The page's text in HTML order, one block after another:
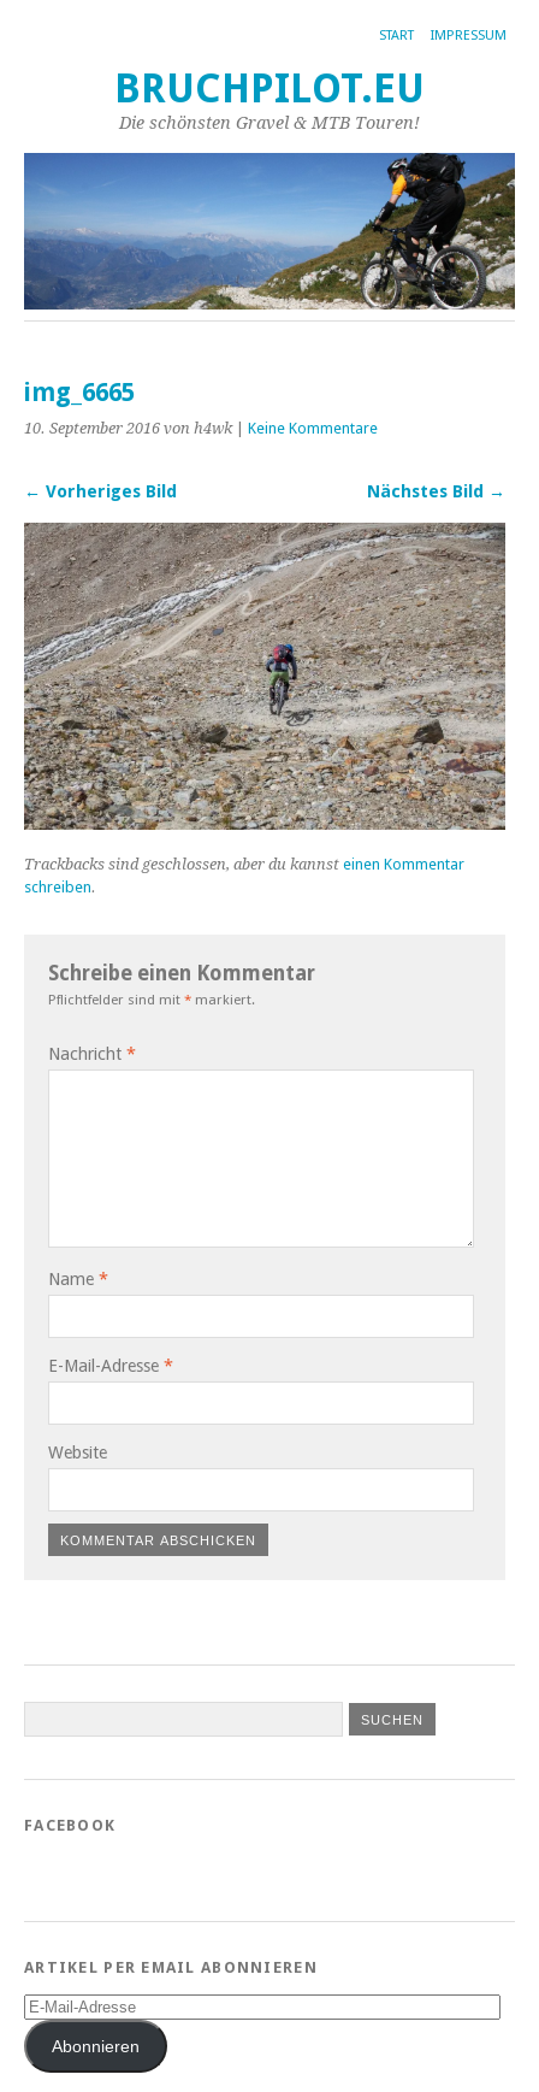
START IMPRESSUM
BRUCHPILOT.EU
Die schönsten Gravel & MTB Touren!
img_6665
10. September 2016 von h4wk| Keine Kommentare
← Vorheriges Bild Nächstes Bild →
Trackbacks sind geschlossen, aber du kannst einen Kommentar
schreiben.
Schreibe einen Kommentar
Pflichtfelder sind mit * markiert.
Nachricht *
Name *
E-Mail-Adresse *
Website
FACEBOOK
ARTIKEL PER EMAIL ABONNIEREN
E-
Mail-
AdresseAbonnieren